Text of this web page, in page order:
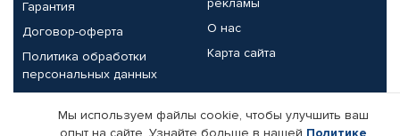
Гарантия
Договор-оферта
Политика обработки
персональных данных
О нас
Карта сайта
Партнерам
Мы используем файлы cookie, чтобы улучшить ваш
опыт на сайте. Узнайте больше в нашей Политике